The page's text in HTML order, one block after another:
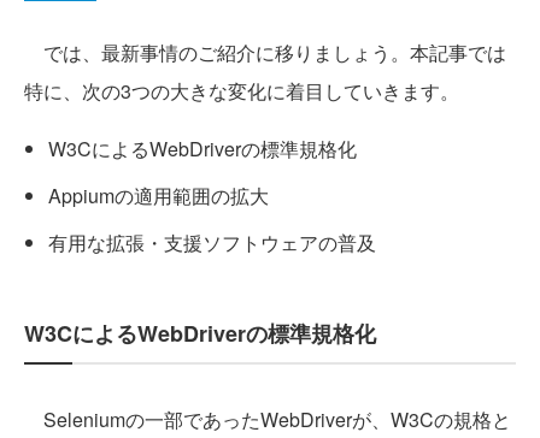
では、最新事情のご紹介に移りましょう。本記事では
特に、次の3つの大きな変化に着目していきます。
W3CによるWebDriverの標準規格化
Appiumの適用範囲の拡大
有用な拡張・支援ソフトウェアの普及
W3CによるWebDriverの標準規格化
Seleniumの一部であったWebDriverが、W3Cの規格と